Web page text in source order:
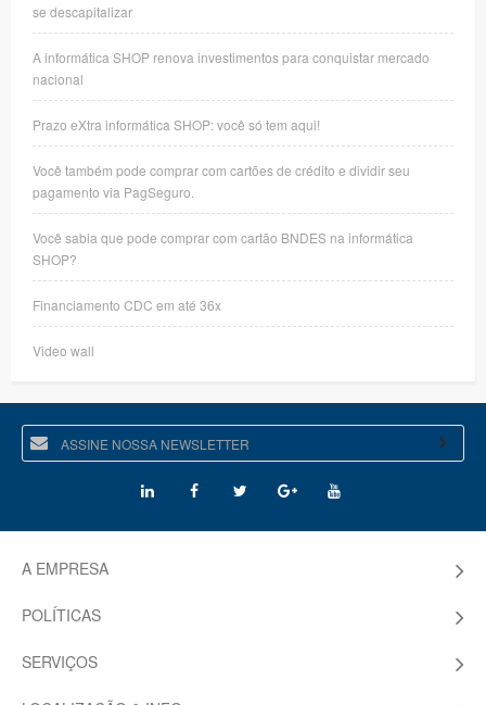
se descapitalizar
A informática SHOP renova investimentos para conquistar mercado
nacional
Prazo eXtra informática SHOP: você só tem aqui!
Você também pode comprar com cartões de crédito e dividir seu
pagamento via PagSeguro.
Você sabia que pode comprar com cartão BNDES na informática
SHOP?
Financiamento CDC em até 36x
Video wall
A EMPRESA
POLÍTICAS
SERVIÇOS